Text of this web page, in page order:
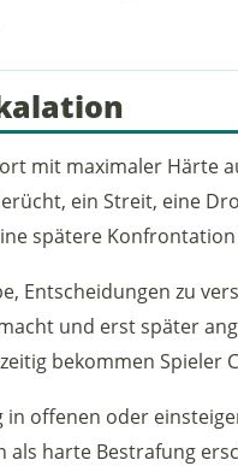
mit maximaler Härte
ein Streit, eine
spätere
Entscheidungen zu
und erst später
bekommen Spieler
in offenen oder
als harte Bestrafung